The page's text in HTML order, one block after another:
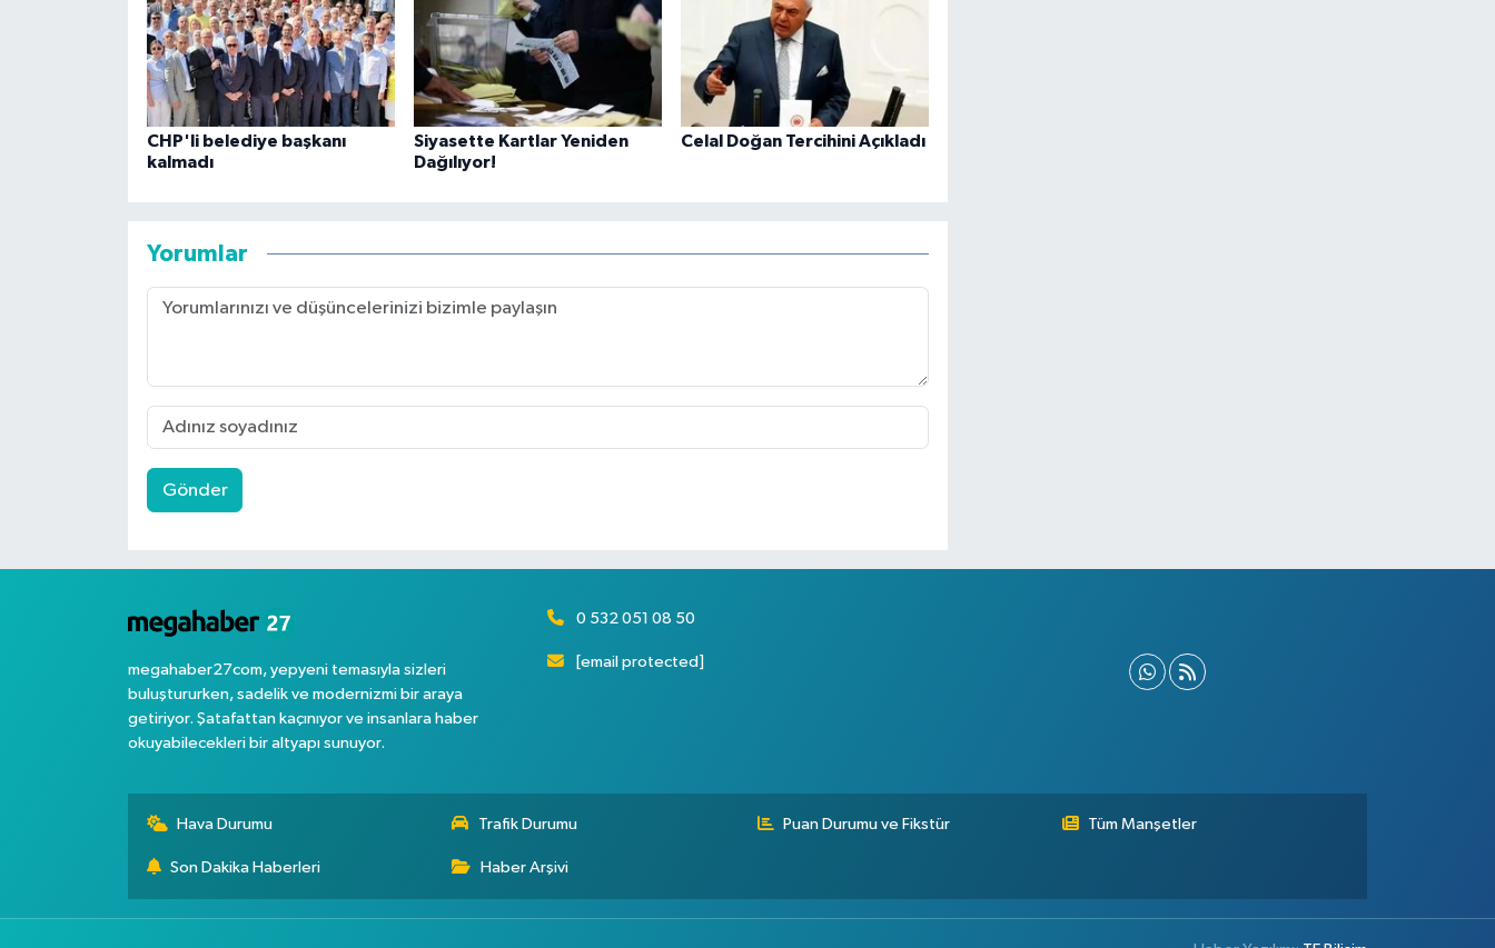
CHP'li belediye başkanı
kalmadı
Siyasette Kartlar Yeniden
Dağılıyor!
Celal Doğan Tercihini Açıkladı
Yorumlar
Gönder
megahaber27com, yepyeni temasıyla sizleri
buluştururken, sadelik ve modernizmi bir araya
getiriyor. Şatafattan kaçınıyor ve insanlara haber
okuyabilecekleri bir altyapı sunuyor.
0 532 051 08 50
[email protected]
Hava Durumu Trafik Durumu Puan Durumu ve Fikstür Tüm Manşetler
Son Dakika Haberleri Haber Arşivi